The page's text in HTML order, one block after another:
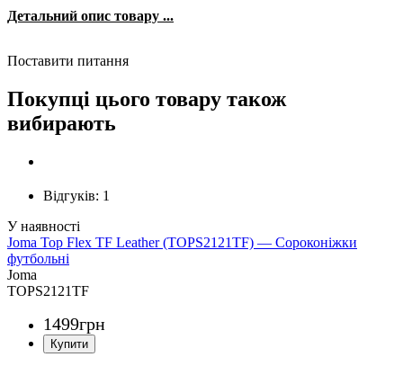
Детальний опис товару ...
Поставити питання
Покупці цього товару також
вибирають
Відгуків: 1
Joma Top Flex TF Leather (TOPS2121TF) — Сороконіжки
футбольні
Joma
TOPS2121TF
1499грн